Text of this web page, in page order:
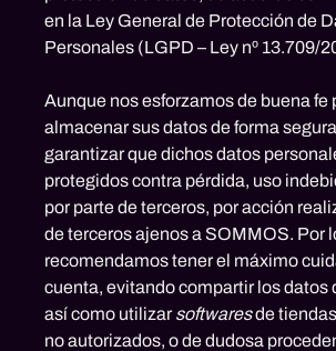
en la Ley General de Protección de
Personales (LGPD – Ley nº 13.709/
Aunque nos esforzamos de buena fe
almacenar sus datos de forma
garantizar que dichos datos
protegidos contra pérdida, uso
por parte de terceros, por acción
de terceros ajenos a SOMMOS. Por
recomendamos tener el máximo
cuenta, evitando compartir los datos
así como utilizarsoftwaresde
no autorizados, o de dudosa